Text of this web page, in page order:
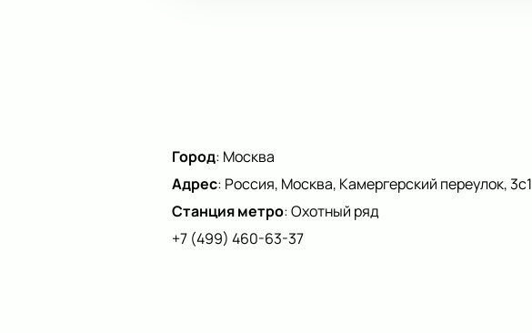
Город: Москва
Адрес: Россия, Москва, Камергерский переулок, 3с1
Станция метро:Охотный ряд
+7 (499) 460-63-37